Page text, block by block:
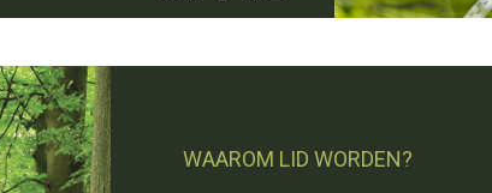
WAAROM LID WORDEN?